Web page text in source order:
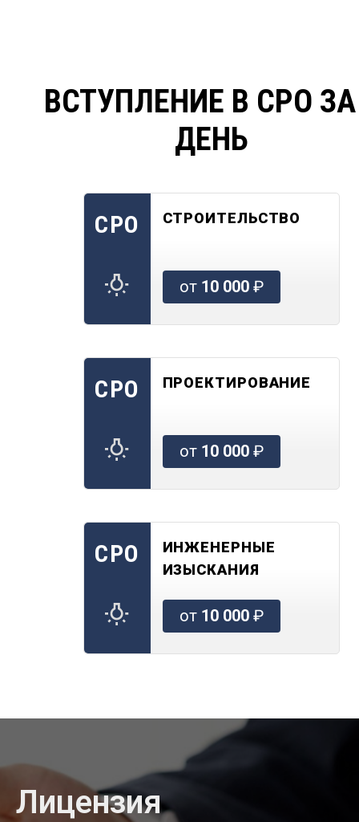
ВСТУПЛЕНИЕ В СРО
ДЕНЬ
СРО СТРОИТЕЛЬСТВО
от 10 000₽
СРО ПРОЕКТИРОВАНИЕ
от 10 000₽
СРО
ИНЖЕНЕРНЫЕ
ИЗЫСКАНИЯ
от 10 000₽
Лицензия